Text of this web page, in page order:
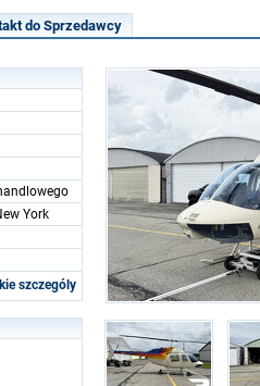
do Sprzedawcy
York
szczególy